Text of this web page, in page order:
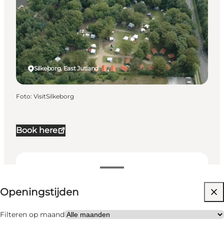
Book here
Openingstijden bekijken
Openingstijden
Filteren op maand
Website bezoeken
Honden toegestaan
Silkeborg, East Jutland
Foto: VisitSilkeborg